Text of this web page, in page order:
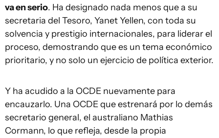
va en serio. Ha designado nada menos que a su
secretaria del Tesoro, Yanet Yellen, con toda su
solvencia y prestigio internacionales, para liderar el
proceso, demostrando que es un tema económico
prioritario, y no solo un ejercicio de política exterior.
Y ha acudido a la OCDE nuevamente para
encauzarlo. Una OCDE que estrenará por lo demás
secretario general, el australiano Mathias
Cormann, lo que refleja, desde la propia